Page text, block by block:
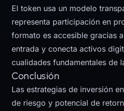
El token usa un modelo
representa participación en
formato es accesible gracias
entrada y conecta activos
cualidades fundamentales de
Conclusión
Las estrategias de inversión
de riesgo y potencial de